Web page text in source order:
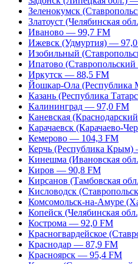
Зеленокумск
Златоуст (Челябинская
Иваново — 99,7 FM
Ижевск (Удмуртия) —
Изобильный
Ипатово
Иркутск — 88,5 FM
Йошкар-Ола
Казань (Республика
Калининград — 97,0 FM
Каневская
Карачаевск (Карачаево-
Кемерово — 104,3 FM
Керчь (Республика
Кинешма (Ивановская
Киров — 90,8 FM
Кирсанов (Тамбовская
Кисловодск
Комсомольск-на-Амуре
Копейск (Челябинская
Кострома — 92,0 FM
Красногвардейское
Краснодар — 87,9 FM
Красноярск — 95,4 FM